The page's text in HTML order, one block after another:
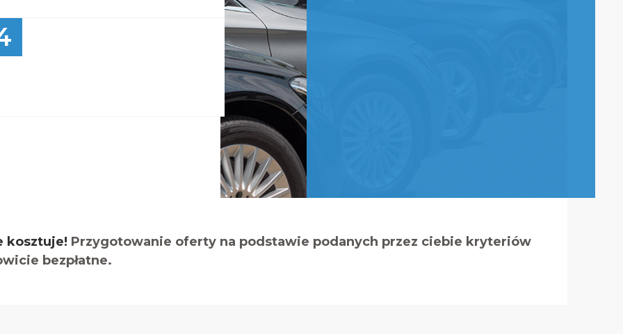
kosztuje! Przygotowanie oferty na podstawie podanych przez ciebie kryteriów
bezpłatne.